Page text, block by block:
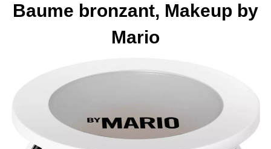
Baume bronzant, Makeup by
Mario